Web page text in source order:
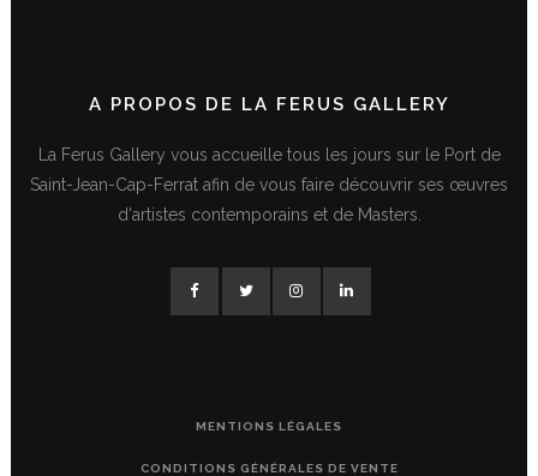
A PROPOS DE LA FERUS GALLERY
La Ferus Gallery vous accueille tous les jours sur le Port de
Saint-Jean-Cap-Ferrat afin de vous faire découvrir ses œuvres
d'artistes contemporains et de Masters.
MENTIONS LÉGALES
CONDITIONS GÉNÉRALES DE VENTE